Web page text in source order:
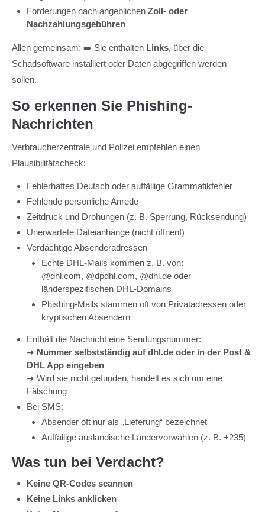
Forderungen nach angeblichen Zoll- oder
Nachzahlungsgebühren
Allen gemeinsam: ➡️ Sie enthalten Links, über die
Schadsoftware installiert oder Daten abgegriffen werden
sollen.
So erkennen Sie Phishing-
Nachrichten
Verbraucherzentrale und Polizei empfehlen einen
Plausibilitätscheck:
Fehlerhaftes Deutsch oder auffällige Grammatikfehler
Fehlende persönliche Anrede
Zeitdruck und Drohungen (z. B. Sperrung, Rücksendung)
Unerwartete Dateianhänge (nicht öffnen!)
Verdächtige Absenderadressen
Echte DHL-Mails kommen z. B. von:
@dhl.com, @dpdhl.com, @dhl.de oder
länderspezifischen DHL-Domains
Phishing-Mails stammen oft von Privatadressen oder
kryptischen Absendern
Enthält die Nachricht eine Sendungsnummer:
➜ Nummer selbstständig auf dhl.de oder in der Post &
DHL App eingeben
➜ Wird sie nicht gefunden, handelt es sich um eine
Fälschung
Bei SMS:
Absender oft nur als „Lieferung“ bezeichnet
Auffällige ausländische Ländervorwahlen (z. B. +235)
Was tun bei Verdacht?
Keine QR-Codes scannen
Keine Links anklicken